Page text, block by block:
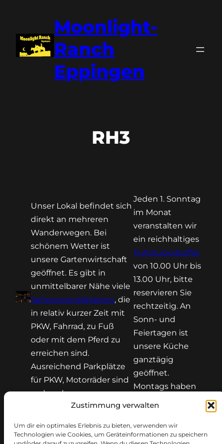
Zustimmung verwalten
Um dir ein optimales Erlebnis zu bieten, verwenden wir
Technologien wie Cookies, um Geräteinformationen zu speichern
springen
Moonlight-
Ranch
Eppingen
RH3
Unser Lokal befindet sich
direkt an mehreren
Wanderwegen. Bei
schönem Wetter ist
unsere Gartenwirtschaft
geöffnet. Es gibt in
unmittelbarer Nähe viele
Sehenswürdigkeiten, die
in relativ kurzer Zeit mit
PKW, Fahrrad, zu Fuß
oder mit dem Pferd zu
erreichen sind.
Ausreichend Parkplätze
für PKW, Motorräder sind
vorhanden.
Jeden 1. Sonntag
im Monat
veranstalten wir
ein reichhaltiges
Fühstücksbuffet
von 10.00 Uhr bis
13.00 Uhr, bitte
reservieren Sie
rechtzeitig. An
Sonn- und
Feiertagen ist
unsere Küche
ganztägig
geöffnet.
Montags haben